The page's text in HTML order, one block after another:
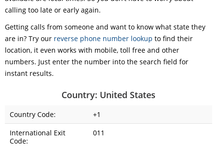
calling too late or early again.
Getting calls from someone and want to know what state they
are in? Try our reverse phone number lookup to find their
location, it even works with mobile, toll free and other
numbers. Just enter the number into the search field for
instant results.
Country: United States
Country Code:
+1
International Exit
Code:
011